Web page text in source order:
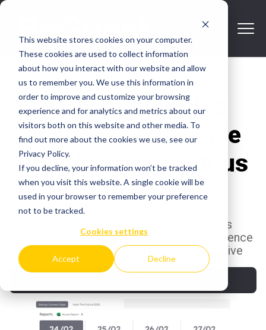
This website stores cookies on your computer.
These cookies are used to collect information
about how you interact with our website and allow
us to remember you. We use this information in
order to improve and customize your browsing
experience and for analytics and metrics about our
visitors both on this website and other media. To
find out more about the cookies we use, see our
Privacy Policy.
If you decline, your information won’t be tracked
when you visit this website. A single cookie will be
used in your browser to remember your preference
not to be tracked.
Cookies settings
Accept Decline
BeGuest pour les
agences : une seule
plateforme pour tous
vos clients
Gérez plusieurs clients, dupliquez vos
contenus et personnalisez chaque expérience
depuis une plateforme unique et évolutive